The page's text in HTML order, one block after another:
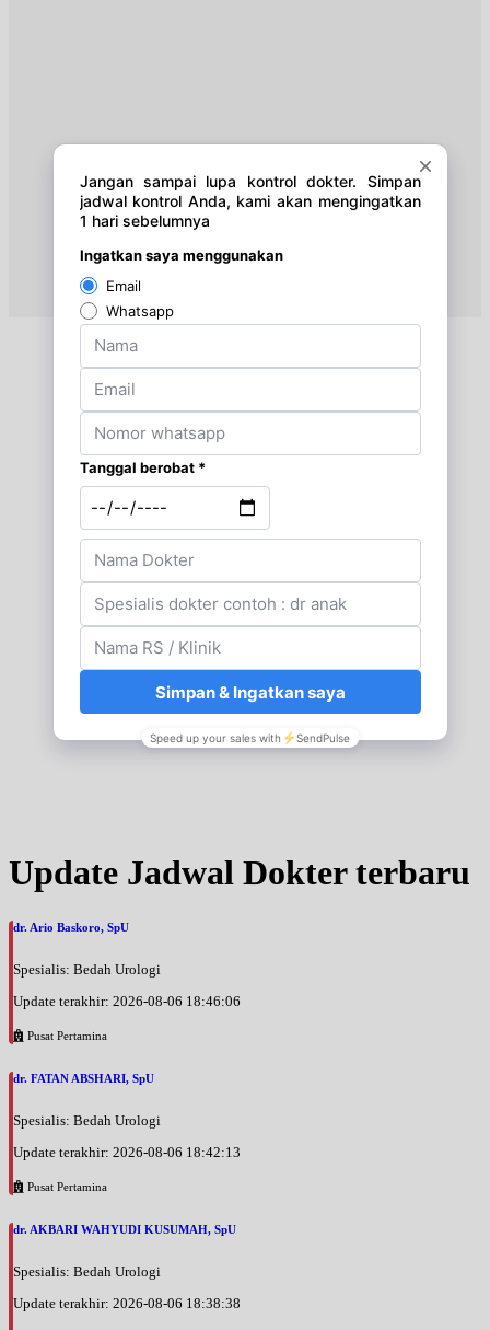
Update Jadwal Dokter terbaru
dr. Ario Baskoro, SpU
Spesialis: Bedah Urologi
Update terakhir: 2026-08-06 18:46:06
Pusat Pertamina
dr. FATAN ABSHARI, SpU
Spesialis: Bedah Urologi
Update terakhir: 2026-08-06 18:42:13
Pusat Pertamina
dr. AKBARI WAHYUDI KUSUMAH, SpU
Spesialis: Bedah Urologi
Update terakhir: 2026-08-06 18:38:38